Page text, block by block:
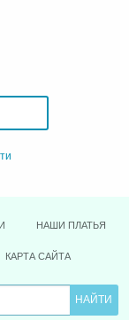
НАШИ ПЛАТЬЯ
КАРТА САЙТА